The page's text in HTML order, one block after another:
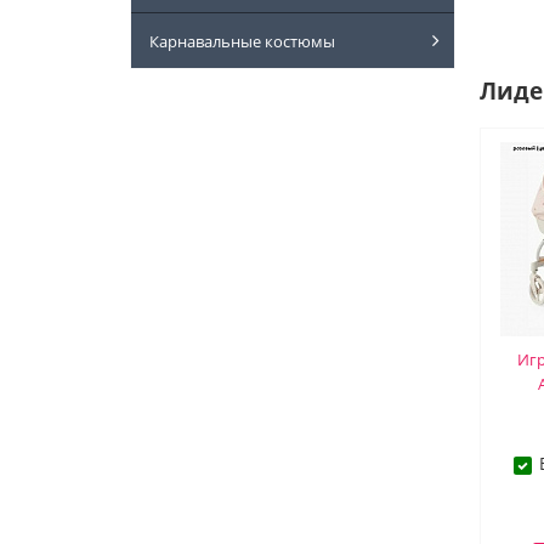
Карнавальные костюмы